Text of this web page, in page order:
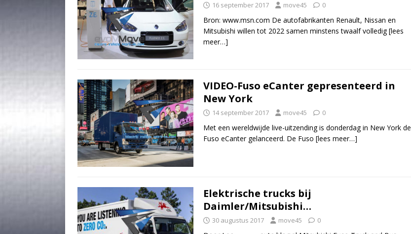
16 september 2017 move45 0
Bron: www.msn.com De autofabrikanten Renault, Nissan en
Mitsubishi willen tot 2022 samen minstens twaalf volledig[lees
meer…]
VIDEO-Fuso eCanter gepresenteerd in
New York
14 september 2017 move45 0
Met een wereldwijde live-uitzending is donderdag in New York de
Fuso eCanter gelanceerd. De Fuso [lees meer…]
Elektrische trucks bij
Daimler/Mitsubishi…
30 augustus 2017 move45 0